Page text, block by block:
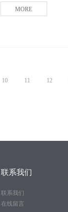
MORE
10 11 12
联系我们
联系我们
在线留言